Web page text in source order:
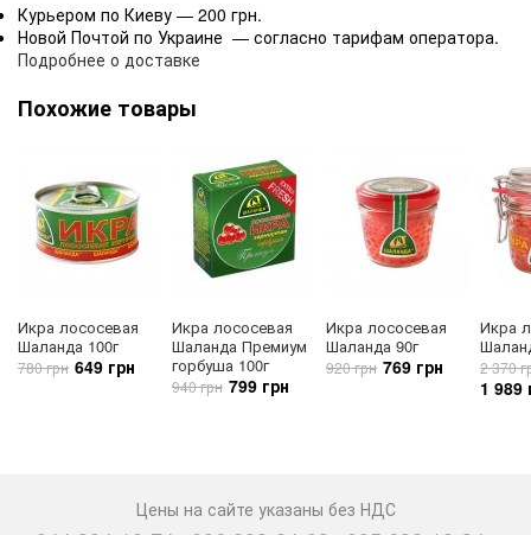
Курьером по Киеву — 200 грн.
Новой Почтой по Украине — согласно тарифам оператора.
Подробнее о доставке
Похожие товары
Икра лососевая
Шаланда 100г
780 грн 649 грн
Икра лососевая
Шаланда Премиум
горбуша 100г
940 грн 799 грн
Икра лососевая
Шаланда 90г
920 грн 769 грн
Икра
2 370
1 989
Цены на сайте указаны без НДС